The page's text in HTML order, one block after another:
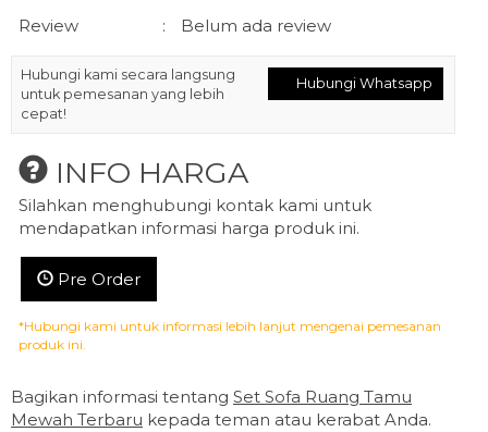
Review
: Belum ada review
Hubungi Whatsapp
Hubungi kami secara langsung
untuk pemesanan yang lebih
cepat!
INFO HARGA
Silahkan menghubungi kontak kami untuk
mendapatkan informasi harga produk ini.
Pre Order
*Hubungi kami untuk informasi lebih lanjut mengenai pemesanan
produk ini.
Bagikan informasi tentang Set Sofa Ruang Tamu
Mewah Terbaru kepada teman atau kerabat Anda.